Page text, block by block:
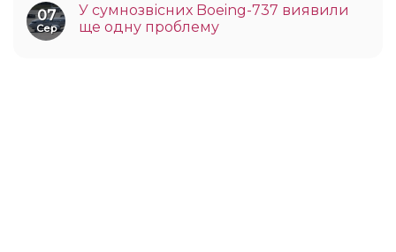
07
Сер
У сумнозвісних Boeing-737 виявили
ще одну проблему